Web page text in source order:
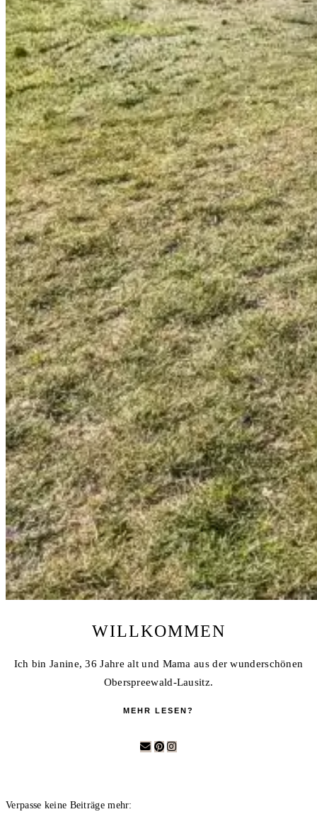
WILLKOMMEN
Ich bin Janine, 36 Jahre alt und Mama aus der wunderschönen
Oberspreewald-Lausitz.
MEHR LESEN?
Verpasse keine Beiträge mehr: